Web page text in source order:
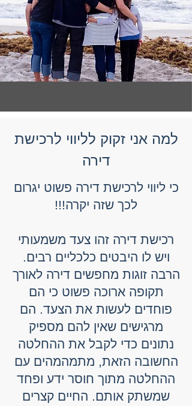
למה אני זקוק לליווי לרכישת
דירה
כי ליווי לרכישת דירה פשוט יגרום
לכך שזה יקרה!!!
רכישת דירה זהו צעד משמעותי
ויש לו היבטים כלכליים רבים.
הרבה זוגות מחפשים דירה לאורך
תקופה ארוכה פשוט כי הם
פוחדים לעשות את הצעד. הם
מרגישים שאין להם מספיק
נתונים כדי לקבל את ההחלטה
החשובה הזאת, מתמהמהים עם
ההחלטה מתוך חוסר ידע ופחד
שמשתק אותם. החיים קצרים